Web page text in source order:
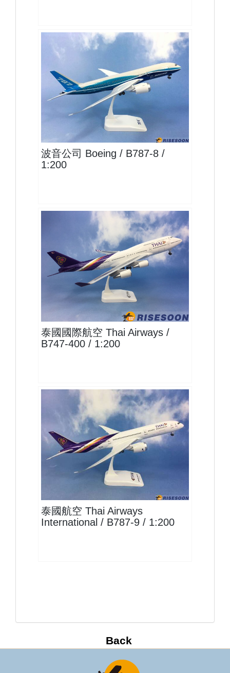
BOE20B788P02 $1800
波音公司 Boeing / B787-8 /
1:200
THA20B744P03
查看
泰國國際航空 Thai Airways /
B747-400 / 1:200
THA20B789P01
泰國航空 Thai Airways
International / B787-9 / 1:200